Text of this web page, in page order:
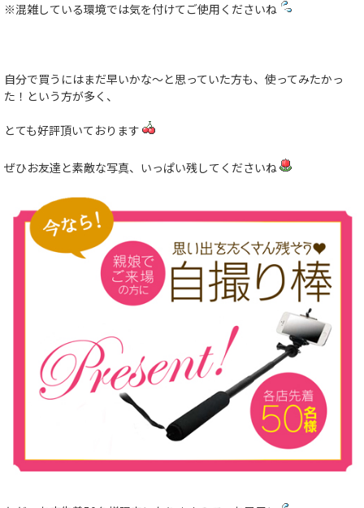
※混雑している環境では気を付けてご使用くださいね
自分で買うにはまだ早いかな～と思っていた方も、使ってみたかっ
た！という方が多く、
とても好評頂いております
ぜひお友達と素敵な写真、いっぱい残してくださいね